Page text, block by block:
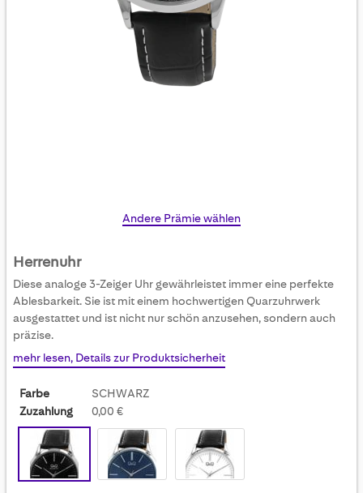
Skip
of
the
images
Andere Prämie wählen
Herrenuhr
Diese analoge 3-Zeiger Uhr gewährleistet immer eine perfekte
Ablesbarkeit. Sie ist mit einem hochwertigen Quarzuhrwerk
ausgestattet und ist nicht nur schön anzusehen, sondern auch
präzise.
mehr lesen, Details zur Produktsicherheit
Farbe
SCHWARZ
Zuzahlung
0,00 €